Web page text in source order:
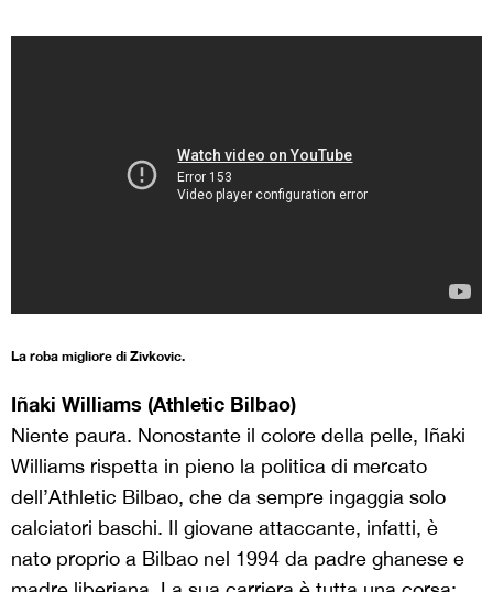
La roba migliore di Zivkovic.
Iñaki Williams (Athletic Bilbao)
Niente paura. Nonostante il colore della pelle, Iñaki
Williams rispetta in pieno la politica di mercato
dell’Athletic Bilbao, che da sempre ingaggia solo
calciatori baschi. Il giovane attaccante, infatti, è
nato proprio a Bilbao nel 1994 da padre ghanese e